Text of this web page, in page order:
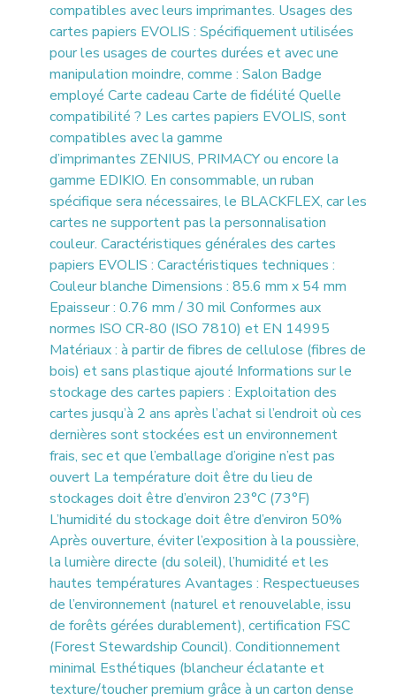
compatibles avec leurs imprimantes. Usages des
cartes papiers EVOLIS : Spécifiquement utilisées
pour les usages de courtes durées et avec une
manipulation moindre, comme : Salon Badge
employé Carte cadeau Carte de fidélité Quelle
compatibilité ? Les cartes papiers EVOLIS, sont
compatibles avec la gamme
d’imprimantes ZENIUS, PRIMACY ou encore la
gamme EDIKIO. En consommable, un ruban
spécifique sera nécessaires, le BLACKFLEX, car les
cartes ne supportent pas la personnalisation
couleur. Caractéristiques générales des cartes
papiers EVOLIS : Caractéristiques techniques :
Couleur blanche Dimensions : 85.6 mm x 54 mm
Epaisseur : 0.76 mm / 30 mil Conformes aux
normes ISO CR-80 (ISO 7810) et EN 14995
Matériaux : à partir de fibres de cellulose (fibres de
bois) et sans plastique ajouté Informations sur le
stockage des cartes papiers : Exploitation des
cartes jusqu’à 2 ans après l’achat si l’endroit où ces
dernières sont stockées est un environnement
frais, sec et que l’emballage d’origine n’est pas
ouvert La température doit être du lieu de
stockages doit être d’environ 23°C (73°F)
L’humidité du stockage doit être d’environ 50%
Après ouverture, éviter l’exposition à la poussière,
la lumière directe (du soleil), l’humidité et les
hautes températures Avantages : Respectueuses
de l’environnement (naturel et renouvelable, issu
de forêts gérées durablement), certification FSC
(Forest Stewardship Council). Conditionnement
minimal Esthétiques (blancheur éclatante et
texture/toucher premium grâce à un carton dense